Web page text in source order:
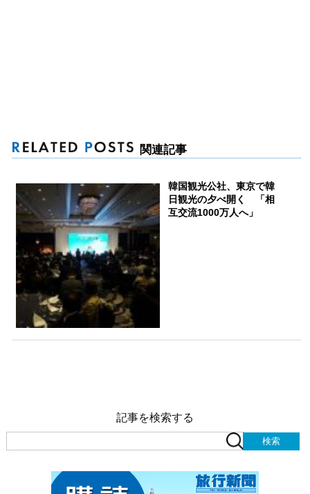
関連記事
韓国観光公社、東京で韓
日観光の夕べ開く 「相
互交流1000万人へ」
記事を検索する